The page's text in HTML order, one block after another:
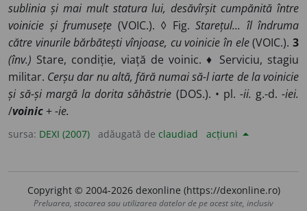
sublinia și mai mult statura lui, desăvîrșit cumpănită între
voinicie și frumusețe (VOIC.). ◊ Fig. Starețul... îl îndruma
către vinurile bărbătești vînjoase, cu voinicie în ele(VOIC.).3
(înv.) Stare, condiție, viață de voinic. ♦ Serviciu, stagiu
militar. Cerșu dar nu altă, fără numai să-l iarte de la voinicie
și să-și margă la dorita săhăstrie (DOS.). • pl. -ii. g.-d.-iei.
/voinic+-ie.
sursa: DEXI (2007) adăugată de claudiad acțiuni
Copyright © 2004-2026 dexonline (https://dexonline.ro)
Preluarea, stocarea sau utilizarea datelor de pe acest site, inclusiv